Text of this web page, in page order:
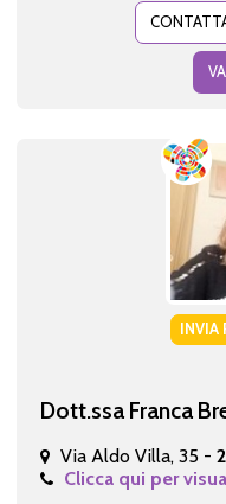
INVIA
Dott.ssa Franca
Via Aldo Villa, 35 -
Clicca qui per